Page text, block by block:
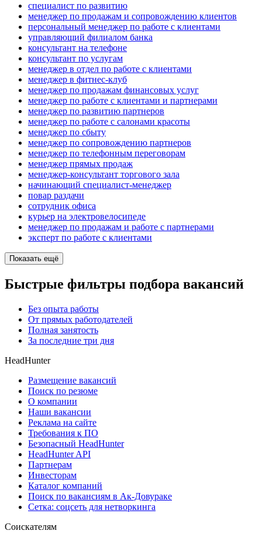
специалист по развитию
менеджер по продажам и сопровождению клиентов
персональный менеджер по работе с клиентами
управляющий филиалом банка
консультант на телефоне
консультант по услугам
менеджер в отдел по работе с клиентами
менеджер в фитнес-клуб
менеджер по продажам финансовых услуг
менеджер по работе с клиентами и партнерами
менеджер по развитию партнеров
менеджер по работе с салонами красоты
менеджер по сбыту
менеджер по сопровождению партнеров
менеджер по телефонным переговорам
менеджер прямых продаж
менеджер-консультант торгового зала
начинающий специалист-менеджер
повар раздачи
сотрудник офиса
курьер на электровелосипеде
менеджер по продажам и работе с партнерами
эксперт по работе с клиентами
Показать ещё
Быстрые фильтры подбора вакансий
Без опыта работы
От прямых работодателей
Полная занятость
За последние три дня
HeadHunter
Размещение вакансий
Поиск по резюме
О компании
Наши вакансии
Реклама на сайте
Требования к ПО
Безопасный HeadHunter
HeadHunter API
Партнерам
Инвесторам
Каталог компаний
Поиск по вакансиям в Ак-Довураке
Сетка: соцсеть для нетворкинга
Соискателям